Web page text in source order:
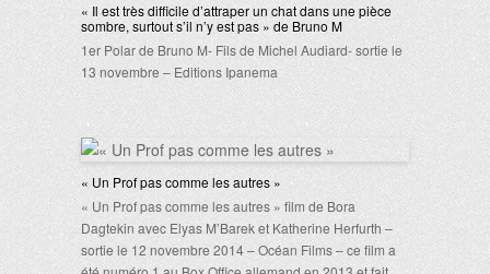
« Il est très difficile d’attraper un chat dans une pièce
sombre, surtout s’il n’y est pas » de Bruno M
1er Polar de Bruno M- Fils de Michel Audiard- sortie le
13 novembre – Editions Ipanema
« Un Prof pas comme les autres »
« Un Prof pas comme les autres » film de Bora
Dagtekin avec Elyas M’Barek et Katherine Herfurth –
sortie le 12 novembre 2014 – Océan Films – ce film a